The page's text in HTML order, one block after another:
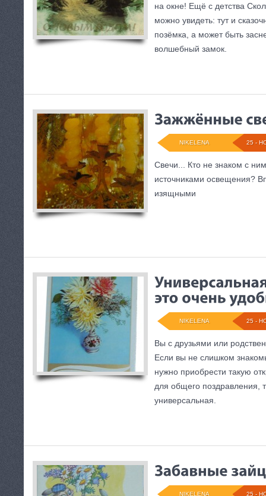
на окне! Ещё с детства
можно увидеть: тут и
позёмка, а может быть
волшебный замок.
25 -
NIKELENA
Свечи... Кто не знаком с
источниками освещения?
изящными
25 -
NIKELENA
Вы с друзьями или
Если вы не слишком
нужно приобрести такую
для общего поздравления,
универсальная.
25 -
NIKELENA